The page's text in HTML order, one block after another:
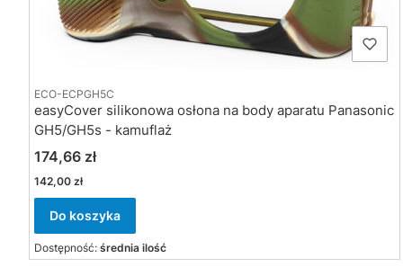
ECO-ECPGH5C
easyCover silikonowa osłona na body aparatu Panasonic
GH5/GH5s - kamuflaż
Cena
174,66 zł
Cena
142,00 zł
Do koszyka
Dostępność: średnia ilość